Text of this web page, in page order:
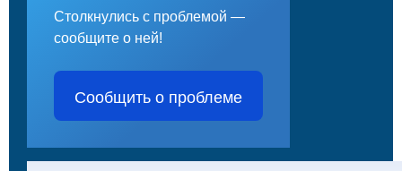
Столкнулись с проблемой —
сообщите о ней!
Сообщить о проблеме